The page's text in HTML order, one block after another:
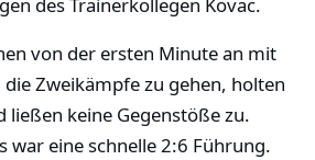
von der ersten Minute an mit
Zweikämpfe zu gehen, holten
ließen keine Gegenstöße zu.
war eine schnelle 2:6 Führung.